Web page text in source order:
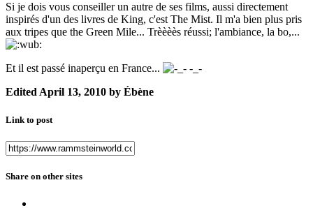
Si je dois vous conseiller un autre de ses films, aussi directement
inspirés d'un des livres de King, c'est The Mist. Il m'a bien plus pris
aux tripes que the Green Mile... Trèèèès réussi; l'ambiance, la bo,...
Et il est passé inaperçu en France...
-_-
EditedApril 13, 2010 by Ébène
Link to post
Share on other sites